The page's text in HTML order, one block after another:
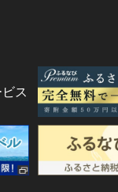
ス